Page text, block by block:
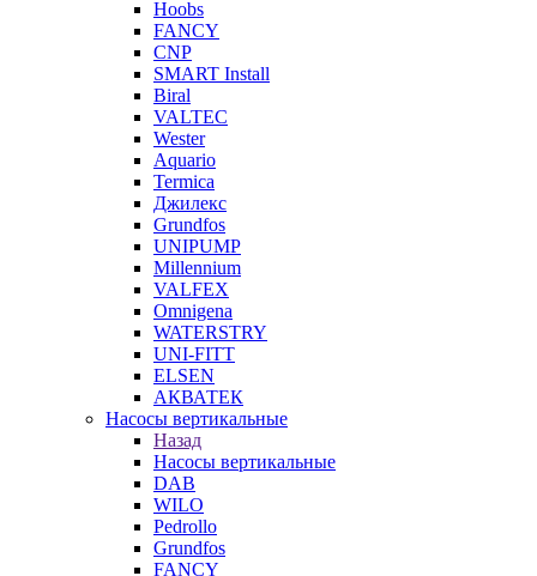
Hoobs
FANCY
CNP
SMART Install
Biral
VALTEC
Wester
Aquario
Termica
Джилекс
Grundfos
UNIPUMP
Millennium
VALFEX
Omnigena
WATERSTRY
UNI-FITT
ELSEN
АКВАТЕК
Насосы вертикальные
Назад
Насосы вертикальные
DAB
WILO
Pedrollo
Grundfos
FANCY